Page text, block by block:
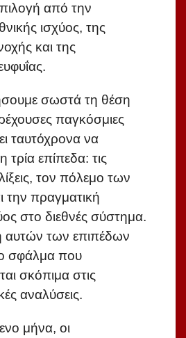
από την
ισχύος, της
και της
σωστά τη θέση
παγκόσμιες
ταυτόχρονα να
επίπεδα: τις
τον πόλεμο των
πραγματική
στο διεθνές σύστημα.
των επιπέδων
σφάλμα που
σκόπιμα στις
αναλύσεις.
μήνα, οι